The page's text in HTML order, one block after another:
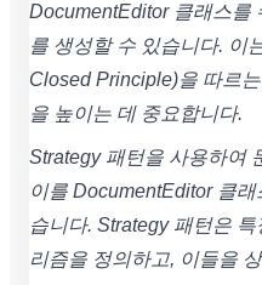
DocumentEditor 클래스를
를 생성할 수 있습니다. 이
Closed Principle)을 따르
을 높이는 데 중요합니다.
Strategy 패턴을 사용하여
이를 DocumentEditor 클
습니다. Strategy 패턴은
리즘을 정의하고, 이들을